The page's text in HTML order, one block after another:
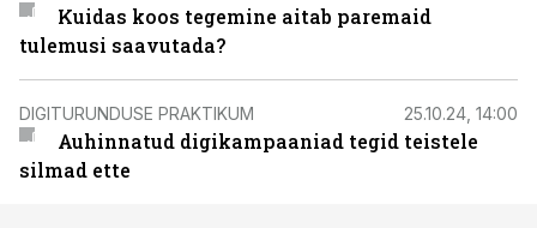
Kuidas koos tegemine aitab paremaid
tulemusi saavutada?
DIGITURUNDUSE PRAKTIKUM 25.10.24, 14:00
Auhinnatud digikampaaniad tegid teistele
silmad ette